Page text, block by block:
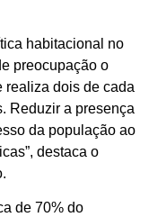
habitacional no
preocupação o
realiza dois de cada
Reduzir a presença
da população ao
destaca o
de 70% do